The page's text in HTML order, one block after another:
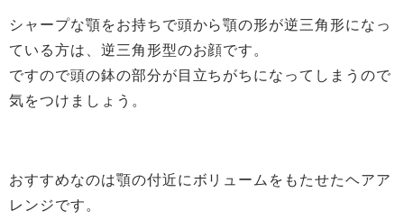
シャープな顎をお持ちで頭から顎の形が逆三角形になっ
ている方は、逆三角形型のお顔です。
ですので頭の鉢の部分が目立ちがちになってしまうので
気をつけましょう。
おすすめなのは顎の付近にボリュームをもたせたヘアア
レンジです。